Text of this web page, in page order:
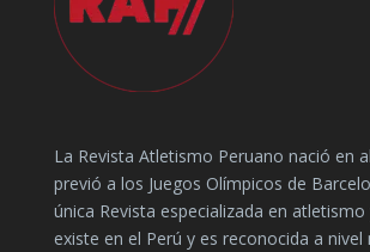
La Revista Atletismo Peruano nació en
previó a los Juegos Olímpicos de
única Revista especializada en atletismo
existe en el Perú y es reconocida a nivel